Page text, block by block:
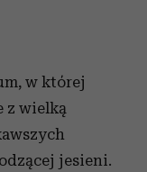
w której
z wielką
jesieni.